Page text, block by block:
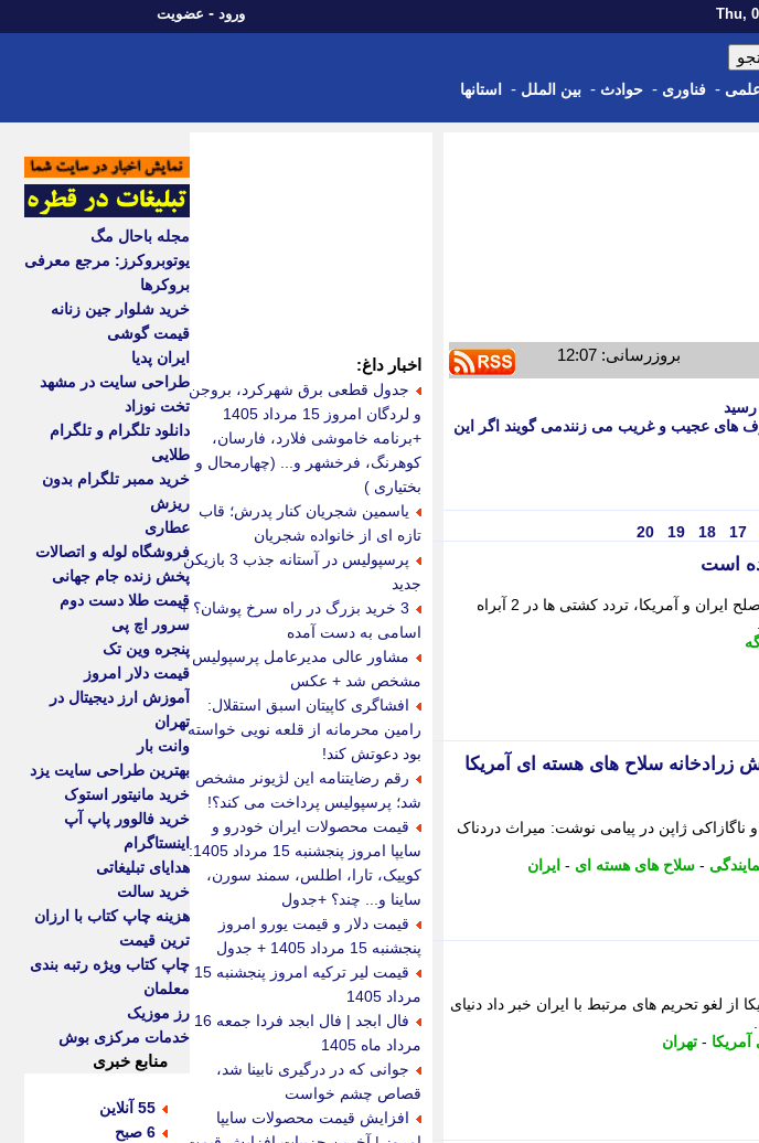
ورود - عضویت
- فناوری - حوادث - بین الملل - استانها
بروزرسانی: 12:07
رسید
های عجیب و غریب می زنندمی گویند اگر این
17
18
19
20
است
خبرگزاری رویترز در گزارشی اعلام کرد که همزمان با ابهام درباره مذاکرات صلح ایران و آمریکا، تردد کشتی ها در 2 آبراه
زرادخانه سلاح های هسته ای آمریکا
ناگازاکی ژاپن در پیامی نوشت: میراث دردناک
- سلاح های هسته ای - ایران
لغو تحریم های مرتبط با ایران خبر داد دنیای
- تهران
اخبار داغ:
جدول قطعی برق شهرکرد، بروجن
و لردگان امروز 15 مرداد 1405
+برنامه خاموشی فلارد، فارسان،
کوهرنگ، فرخشهر و... (چهارمحال و
بختیاری )
یاسمین شجریان کنار پدرش؛ قاب
تازه ای از خانواده شجریان
پرسپولیس در آستانه جذب 3 بازیکن
جدید
3 خرید بزرگ در راه سرخ پوشان؟ +
اسامی به دست آمده
مشاور عالی مدیرعامل پرسپولیس
مشخص شد + عکس
افشاگری کاپیتان اسبق استقلال:
رامین محرمانه از قلعه نویی خواسته
بود دعوتش کند!
رقم رضایتنامه این لژیونر مشخص
شد؛ پرسپولیس پرداخت می کند؟!
قیمت محصولات ایران خودرو و
سایپا امروز پنجشنبه 15 مرداد 1405:
کوییک، تارا، اطلس، سمند سورن،
ساینا و... چند؟ +جدول
قیمت دلار و قیمت یورو امروز
پنجشنبه 15 مرداد 1405 + جدول
قیمت لیر ترکیه امروز پنجشنبه 15
مرداد 1405
فال ابجد | فال ابجد فردا جمعه 16
مرداد ماه 1405
جوانی که در درگیری نابینا شد،
قصاص چشم خواست
افزایش قیمت محصولات سایپا
مجله باحال مگ
یوتوبروکرز: مرجع معرفی
بروکرها
خرید شلوار جین زنانه
قیمت گوشی
ایران پدیا
طراحی سایت در مشهد
تخت نوزاد
دانلود تلگرام و تلگرام
طلایی
خرید ممبر تلگرام بدون
ریزش
عطاری
فروشگاه لوله و اتصالات
پخش زنده جام جهانی
قیمت طلا دست دوم
سرور اچ پی
پنجره وین تک
قیمت دلار امروز
آموزش ارز دیجیتال در
تهران
وانت بار
بهترین طراحی سایت یزد
خرید مانیتور استوک
خرید فالوور پاپ آپ
اینستاگرام
هدایای تبلیغاتی
خرید سالت
هزینه چاپ کتاب با ارزان
ترین قیمت
چاپ کتاب ویژه رتبه بندی
معلمان
رز موزیک
خدمات مرکزی بوش
منابع خبری
55 آنلاین
6 صبح